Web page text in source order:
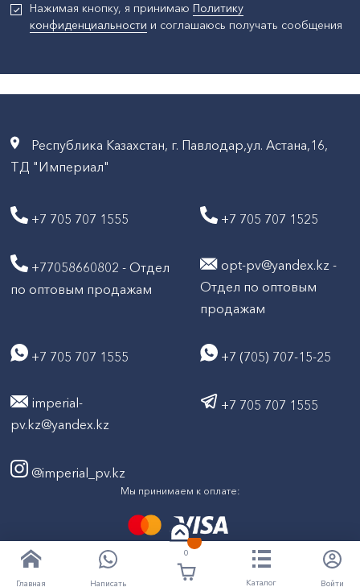
Главная Написать
0
Каталог Войти
Нажимая кнопку, я принимаю Политику
конфиденциальности и соглашаюсь получать сообщения
Республика Казахстан, г. Павлодар,ул. Астана,16,
ТД "Империал"
+7 705 707 1555 +7 705 707 1525
+77058660802 - Отдел
по оптовым продажам
opt-pv@yandex.kz -
Отдел по оптовым
продажам
+7 705 707 1555 +7 (705) 707-15-25
imperial-
pv.kz@yandex.kz
+7 705 707 1555
@imperial_pv.kz
Мы принимаем к оплате:
Все права защищены © ТД "Империал" 2020- 2026